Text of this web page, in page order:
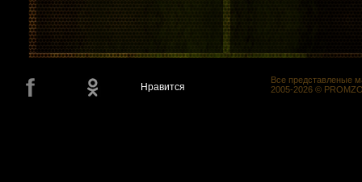
Нравится
Все представленые
2005-2026 ©